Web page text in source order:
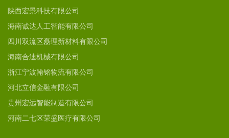
陕西宏景科技有限公司
海南诚达人工智能有限公司
四川双流区磊理新材料有限公司
海南合迪机械有限公司
浙江宁波翰铭物流有限公司
河北立信金融有限公司
贵州宏远智能制造有限公司
河南二七区荣盛医疗有限公司